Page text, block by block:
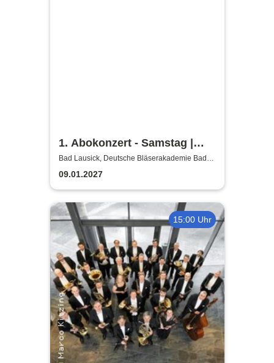
1. Abokonzert - Samstag |
Sächsische
Bläserphilharmonie
Bad Lausick, Deutsche Bläserakademie Bad
Lausick
09.01.2027
15:00 Uhr